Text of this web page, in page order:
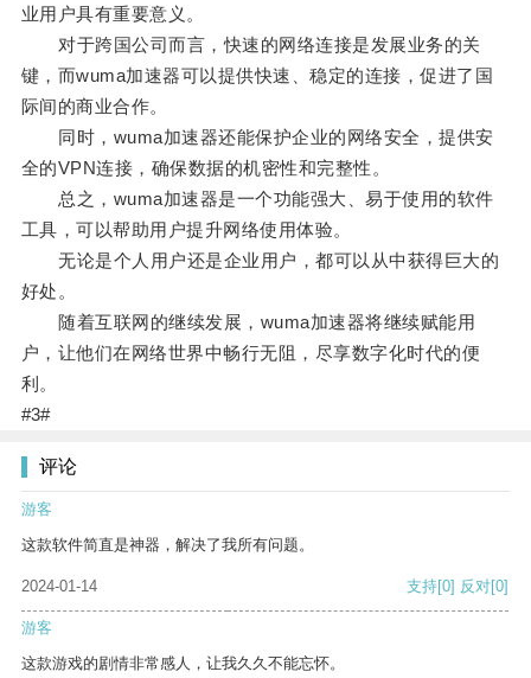
业用户具有重要意义。
对于跨国公司而言，快速的网络连接是发展业务的关
键，而wuma加速器可以提供快速、稳定的连接，促进了国
际间的商业合作。
同时，wuma加速器还能保护企业的网络安全，提供安
全的VPN连接，确保数据的机密性和完整性。
总之，wuma加速器是一个功能强大、易于使用的软件
工具，可以帮助用户提升网络使用体验。
无论是个人用户还是企业用户，都可以从中获得巨大的
好处。
随着互联网的继续发展，wuma加速器将继续赋能用
户，让他们在网络世界中畅行无阻，尽享数字化时代的便
利。
#3#
评论
游客
这款软件简直是神器，解决了我所有问题。
2024-01-14 支持[0] 反对[0]
游客
这款游戏的剧情非常感人，让我久久不能忘怀。